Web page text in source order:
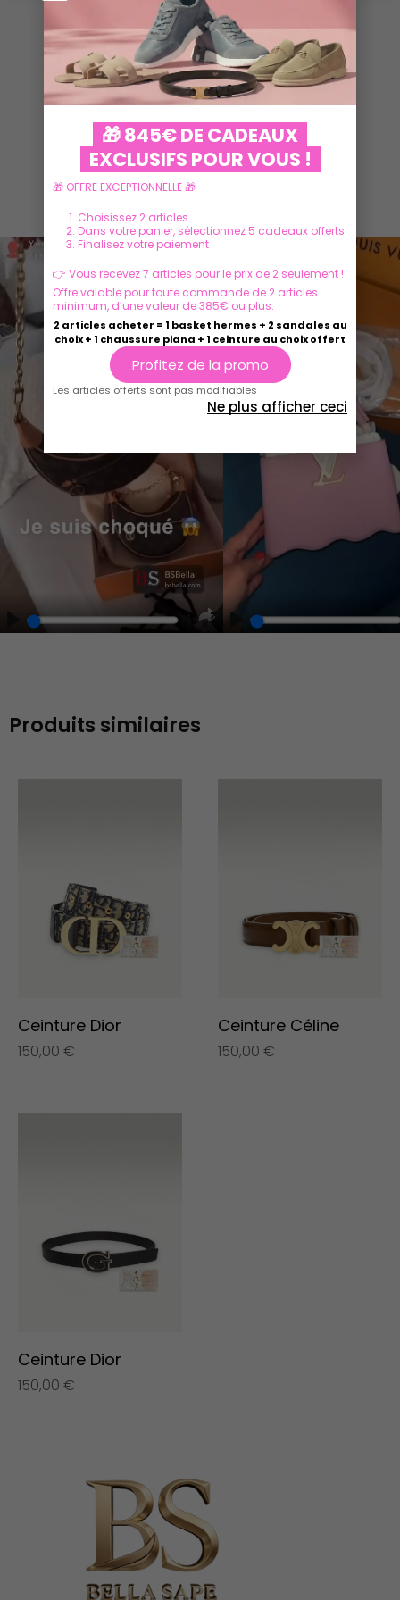
VOIR PLUS
Ils parlent de nous
Play Unmute
Enter
Play Play
Produits similaires
Ceinture Dior
150,00 €
Ceinture Céline
150,00 €
Ceinture Dior
150,00 €
🎁 845€ DE CADEAUX
EXCLUSIFS POUR VOUS !
🎁 OFFRE EXCEPTIONNELLE 🎁
Choisissez 2 articles
Dans votre panier, sélectionnez 5 cadeaux offerts
Finalisez votre paiement
👉 Vous recevez 7 articles pour le prix de 2 seulement !
Offre valable pour toute commande de 2 articles
minimum, d’une valeur de 385€ ou plus.
2 articles acheter = 1 basket hermes + 2 sandales au
choix + 1 chaussure piana + 1 ceinture au choix offert
Profitez de la promo
Les articles offerts sont pas modifiables
Ne plus afficher ceci